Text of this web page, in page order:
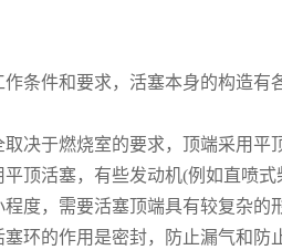
件和要求，活塞本身的构造有
于燃烧室的要求，顶端采用平
顶活塞，有些发动机(例如直喷
度，需要活塞顶端具有较复杂的
环的作用是密封，防止漏气和防